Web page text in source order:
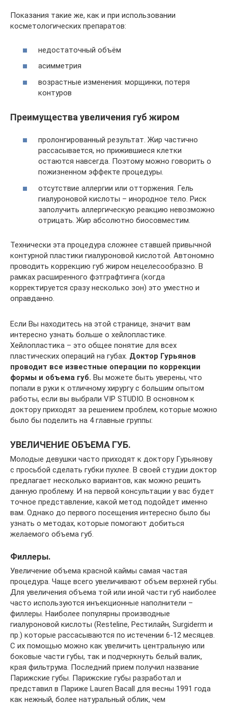
Показания такие же, как и при использовании
косметологических препаратов:
недостаточный объём
асимметрия
возрастные изменения: морщинки, потеря
контуров
Преимущества увеличения губ жиром
пролонгированный результат. Жир частично
рассасывается, но прижившиеся клетки
остаются навсегда. Поэтому можно говорить о
пожизненном эффекте процедуры.
отсутствие аллергии или отторжения. Гель
гиалуроновой кислоты – инородное тело. Риск
заполучить аллергическую реакцию невозможно
отрицать. Жир абсолютно биосовместим.
Технически эта процедура сложнее ставшей привычной
контурной пластики гиалуроновой кислотой. Автономно
проводить коррекцию губ жиром нецелесообразно. В
рамках расширенного фэтграфтинга (когда
корректируется сразу несколько зон) это уместно и
оправданно.
Если Вы находитесь на этой странице, значит вам
интересно узнать больше о хейлопластике.
Хейлопластика – это общее понятие для всех
пластических операций на губах. Доктор Гурьянов
проводит все известные операции по коррекции
формы и объема губ. Вы можете быть уверены, что
попали в руки к отличному хирургу с большим опытом
работы, если вы выбрали VIP STUDIO. В основном к
доктору приходят за решением проблем, которые можно
было бы поделить на 4 главные группы:
УВЕЛИЧЕНИЕ ОБЪЕМА ГУБ.
Молодые девушки часто приходят к доктору Гурьянову
с просьбой сделать губки пухлее. В своей студии доктор
предлагает несколько вариантов, как можно решить
данную проблему. И на первой консультации у вас будет
точное представление, какой метод подойдет именно
вам. Однако до первого посещения интересно было бы
узнать о методах, которые помогают добиться
желаемого объема губ.
Филлеры.
Увеличение объема красной каймы самая частая
процедура. Чаще всего увеличивают объем верхней губы.
Для увеличения объема той или иной части губ наиболее
часто используются инъекционные наполнители –
филлеры. Наиболее популярны производные
гиалуроновой кислоты (Resteline, Рестилайн, Surgiderm и
пр.) которые рассасываются по истечении 6-12 месяцев.
С их помощью можно как увеличить центральную или
боковые части губы, так и подчеркнуть белый валик,
края фильтрума. Последний прием получил название
Парижские губы. Парижские губы разработал и
представил в Париже Lauren Вacall для весны 1991 года
как нежный, более натуральный облик, чем